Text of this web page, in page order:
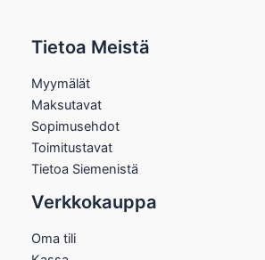
Tietoa Meistä
Myymälät
Maksutavat
Sopimusehdot
Toimitustavat
Tietoa Siemenistä
Verkkokauppa
Oma tili